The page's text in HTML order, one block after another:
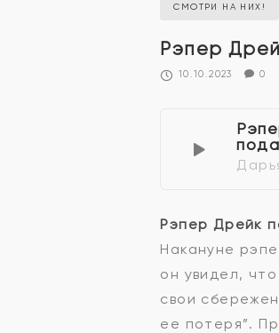
СМОТРИ НА НИХ!
Рэпер
10.10.2023 0
Рэпер Дрейк
Накануне
он увидел,
свои
ее потеря”.